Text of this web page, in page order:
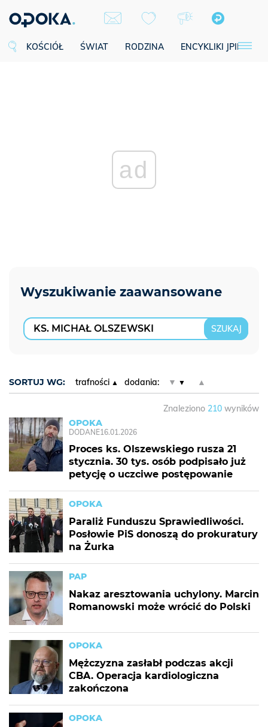
KOŚCIÓŁ ŚWIAT RODZINA ENCYKLIKI JPII
ad
SORTUJ WG: trafności dodania: ▼ ▲
Znaleziono 210 wyników
OPOKA
DODANE16.01.2026
Proces ks. Olszewskiego rusza 21
stycznia. 30 tys. osób podpisało już
petycję o uczciwe postępowanie
OPOKA
Paraliż Funduszu Sprawiedliwości.
Posłowie PiS donoszą do prokuratury
na Żurka
PAP
Nakaz aresztowania uchylony. Marcin
Romanowski może wrócić do Polski
OPOKA
Mężczyzna zasłabł podczas akcji
CBA. Operacja kardiologiczna
zakończona
OPOKA